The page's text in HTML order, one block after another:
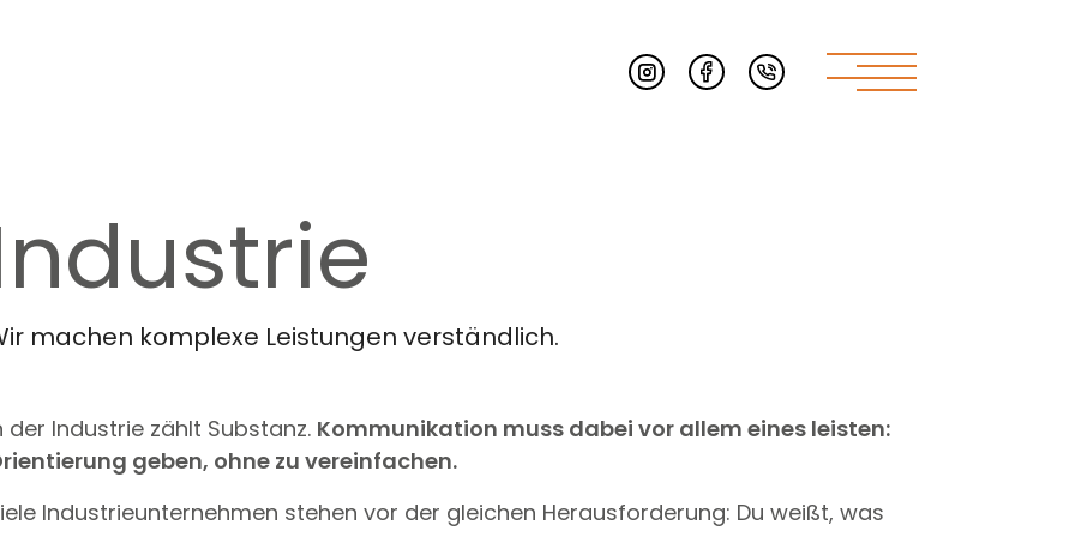
machen komplexe Leistungen verständlich.
der Industrie zählt Substanz. Kommunikation muss dabei vor allem eines leisten:
geben, ohne zu vereinfachen.
Industrieunternehmen stehen vor der gleichen Herausforderung: Du weißt, was